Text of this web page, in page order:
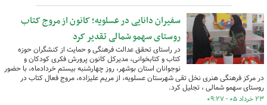
سفیران دانایی در عسلویه؛ کانون از مروج کتاب
روستای سهمو شمالی تقدیر کرد
در راستای تحقق عدالت فرهنگی و حمایت از کنشگران حوزه
کتاب و کتابخوانی، مدیرکل کانون پرورش فکری کودکان و
نوجوانان استان بوشهر، روز چهارشنبه بیستم خردادماه، با حضور
در مرکز فرهنگی هنری نخل تقی شهرستان عسلویه، از مریم علیزاده، مروج فعال کتاب در
روستای سهمو شمالی ، تجلیل کرد.
۲۳ خرداد ۰۵ - ۰۹:۲۷